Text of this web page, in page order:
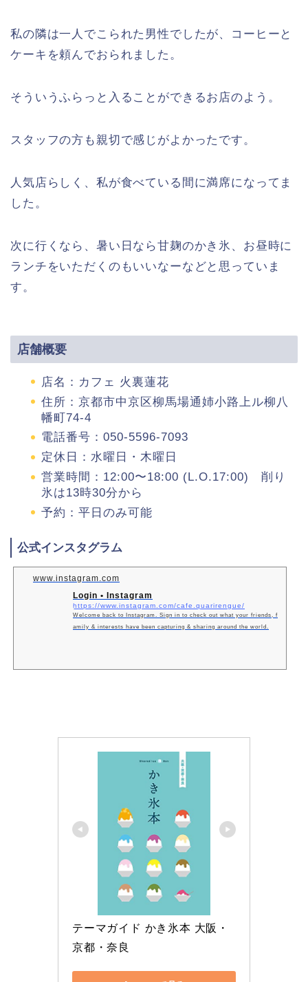
私の隣は一人でこられた男性でしたが、コーヒーと
ケーキを頼んでおられました。
そういうふらっと入ることができるお店のよう。
スタッフの方も親切で感じがよかったです。
人気店らしく、私が食べている間に満席になってま
した。
次に行くなら、暑い日なら甘麹のかき氷、お昼時に
ランチをいただくのもいいなーなどと思っていま
す。
店舗概要
店名：カフェ 火裏蓮花
住所：京都市中京区柳馬場通姉小路上ル柳八
幡町74-4
電話番号：050-5596-7093
定休日：水曜日・木曜日
営業時間：12:00〜18:00 (L.O.17:00) 削り
氷は13時30分から
予約：平日のみ可能
公式インスタグラム
www.instagram.com
Login • Instagram
https://www.instagram.com/cafe.quarirengue/
Welcome back to Instagram. Sign in to check out what your friends, f
amily & interests have been capturing & sharing around the world.
テーマガイド かき氷本 大阪・
京都・奈良